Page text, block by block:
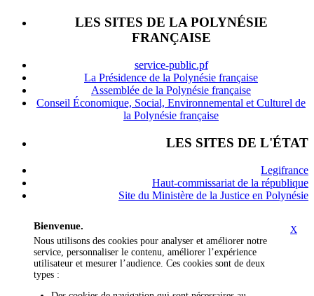
LES SITES DE LA POLYNÉSIE
FRANÇAISE
service-public.pf
La Présidence de la Polynésie française
Assemblée de la Polynésie française
Conseil Économique, Social, Environnemental et Culturel de
la Polynésie française
LES SITES DE L'ÉTAT
Legifrance
Haut-commissariat de la république
Site du Ministère de la Justice en Polynésie
X
Bienvenue.
Nous utilisons des cookies pour analyser et améliorer notre
service, personnaliser le contenu, améliorer l’expérience
utilisateur et mesurer l’audience. Ces cookies sont de deux
types :